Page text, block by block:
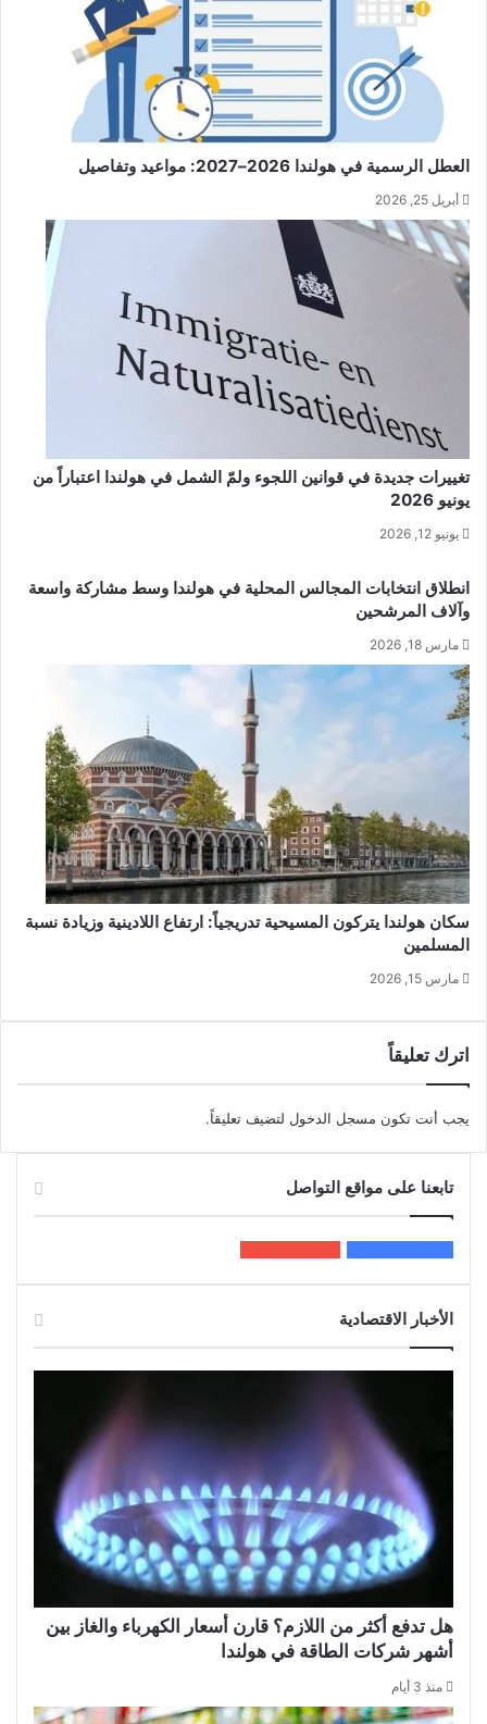
العطل الرسمية في هولندا 2026–2027: مواعيد وتفاصيل
أبريل 25, 2026
تغييرات جديدة في قوانين اللجوء ولمّ الشمل في هولندا اعتباراً من
يونيو 2026
يونيو 12, 2026
انطلاق انتخابات المجالس المحلية في هولندا وسط مشاركة واسعة
وآلاف المرشحين
مارس 18, 2026
سكان هولندا يتركون المسيحية تدريجياً: ارتفاع اللادينية وزيادة نسبة
المسلمين
مارس 15, 2026
اترك تعليقاً
يجب أنت تكون مسجل الدخول لتضيف تعليقاً.
تابعنا على مواقع التواصل
الأخبار الاقتصادية
هل تدفع أكثر من اللازم؟ قارن أسعار الكهرباء والغاز بين
أشهر شركات الطاقة في هولندا
منذ 3 أيام